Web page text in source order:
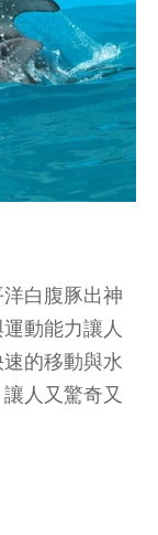
洋白腹豚出神
動能力讓人
的移動與水
人又驚奇又